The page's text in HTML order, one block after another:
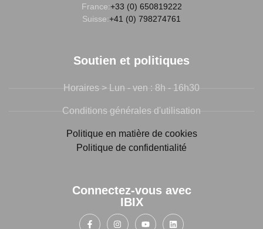
France:+33 (0) 650819222
Suisse:+41 (0) 798274761
Soutien et politiques
Horaires > Lun - ven : 8h - 16h30
Conditions générales d'utilisation
Politique en matière de cookies
Politique de confidentialité
Connectez-vous avec
IBIX